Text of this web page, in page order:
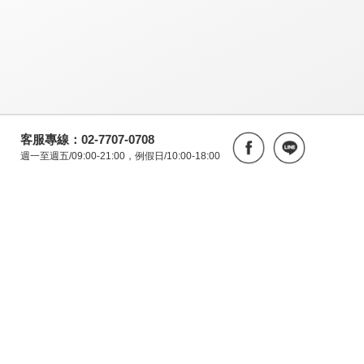
客服專線：02-7707-0708
週一至週五/09:00-21:00，例假日/10:00-18:00